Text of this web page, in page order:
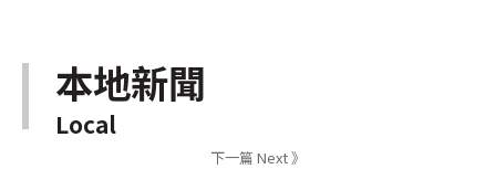
本地新聞
Local
下一篇 Next 》